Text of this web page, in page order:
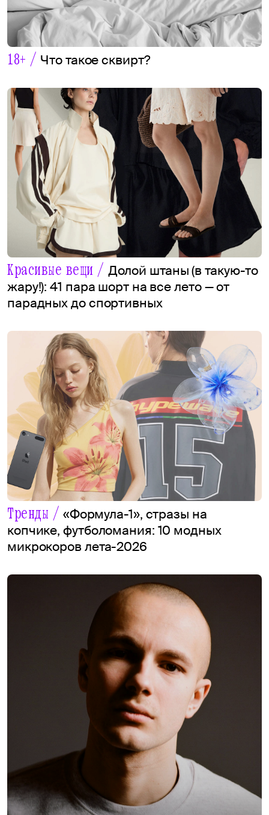
18+ / Что такое сквирт?
Красивые вещи / Долой штаны (в такую-то
жару!): 41 пара шорт на все лето — от
парадных до спортивных
Тренды / «Формула-1», стразы на
копчике, футболомания: 10 модных
микрокоров лета-2026